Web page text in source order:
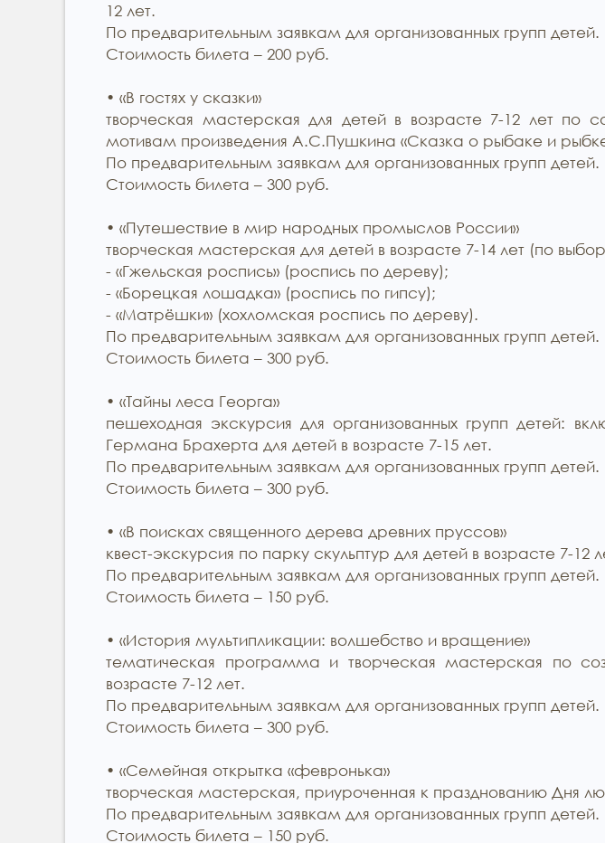
12 лет.
По предварительным заявкам для организованных групп детей.
Стоимость билета – 200 руб.
• «В гостях у сказки»
творческая мастерская для детей в возрасте 7-12 лет по
мотивам произведения А.С.Пушкина «Сказка о рыбаке и
По предварительным заявкам для организованных групп детей.
Стоимость билета – 300 руб.
• «Путешествие в мир народных промыслов России»
творческая мастерская для детей в возрасте 7-14 лет (по
- «Гжельская роспись» (роспись по дереву);
- «Борецкая лошадка» (роспись по гипсу);
- «Матрёшки» (хохломская роспись по дереву).
По предварительным заявкам для организованных групп детей.
Стоимость билета – 300 руб.
• «Тайны леса Георга»
пешеходная экскурсия для организованных групп детей:
Германа Брахерта для детей в возрасте 7-15 лет.
По предварительным заявкам для организованных групп детей.
Стоимость билета – 300 руб.
• «В поисках священного дерева древних пруссов»
квест-экскурсия по парку скульптур для детей в возрасте 7-12
По предварительным заявкам для организованных групп детей.
Стоимость билета – 150 руб.
• «История мультипликации: волшебство и вращение»
тематическая программа и творческая мастерская по
возрасте 7-12 лет.
По предварительным заявкам для организованных групп детей.
Стоимость билета – 300 руб.
• «Семейная открытка «февронька»
творческая мастерская, приуроченная к празднованию Дня
По предварительным заявкам для организованных групп детей.
Стоимость билета – 150 руб.